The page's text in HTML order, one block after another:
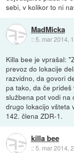
sebi, v kolikor to ni
MadMicka
:: 5. mar 2014,
Killa bee je vprašal:
prevoz do lokacije
razvidno, da govori
pa tako, da če
službena pot vodi na
drugo lokacijo všteta
142. člena ZDR-1.
killa bee
::5. mar 2014,